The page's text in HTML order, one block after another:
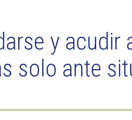
y acudir
solo ante